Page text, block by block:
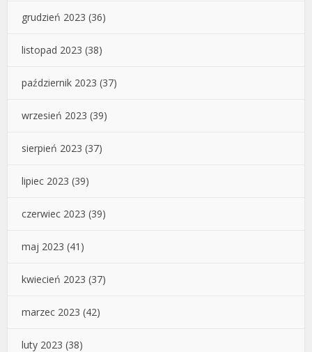
grudzień 2023 (36)
listopad 2023 (38)
październik 2023 (37)
wrzesień 2023 (39)
sierpień 2023 (37)
lipiec 2023 (39)
czerwiec 2023 (39)
maj 2023 (41)
kwiecień 2023 (37)
marzec 2023 (42)
luty 2023 (38)